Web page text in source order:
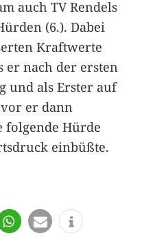
auch TV Rendels
(6.). Dabei
Kraftwerte
er nach der ersten
und als Erster auf
er dann
folgende Hürde
einbüßte.